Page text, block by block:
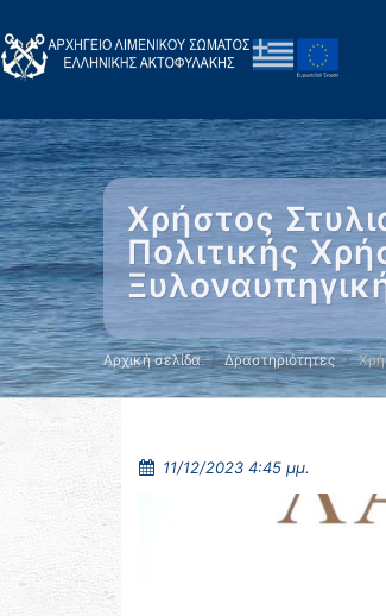
Χρήστος
Πολιτικής
Αρχική σελίδα Δραστηριότητες
11/12/2023 4:45 μμ.